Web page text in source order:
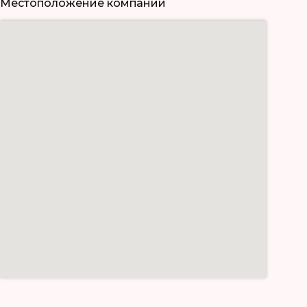
Местоположение компании